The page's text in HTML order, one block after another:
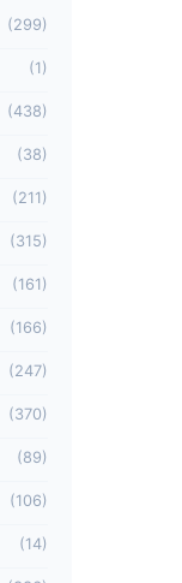
(299)
(1)
(438)
(38)
(211)
(315)
(161)
(166)
(247)
(370)
(89)
(106)
(14)